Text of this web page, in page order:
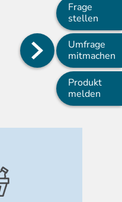
Main
navigation
Frage
stellen
Umfrage
mitmachen
Produkt
melden